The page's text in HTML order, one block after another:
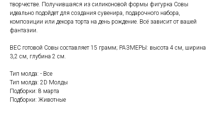
творчестве. Получившаяся из силиконовой формы фигурка Совы
идеально подойдет для создания сувенира, подарочного набора,
композиции или декора торта на день рождение. Всё зависит от вашей
фантазии.
ВЕС готовой Совы составляет 15 грамм; РАЗМЕРЫ: высота 4 см, ширина
3,2 см, глубина 2 см.
Тип молда: - Все
Тип молда: 2D Молды
Подборки: 8 марта
Подборки: Животные